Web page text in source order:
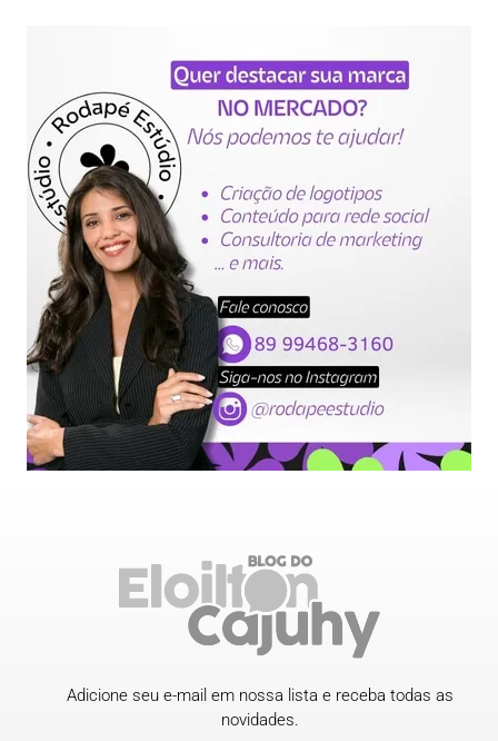
Adicione seu e-mail em nossa lista e receba todas as
novidades.